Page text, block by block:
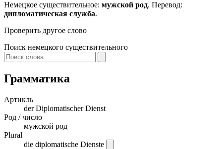
Немецкое существительное: мужской род. Перевод:
дипломатическая служба.
Проверить другое слово
Поиск немецкого существительного
Грамматика
Артикль
derDiplomatischer Dienst
Род / число
мужской род
Plural
die diplomatische Dienste